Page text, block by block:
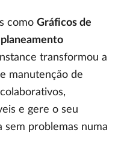
como Gráficos de
planeamento
transformou a
manutenção de
e gere o seu
sem problemas numa